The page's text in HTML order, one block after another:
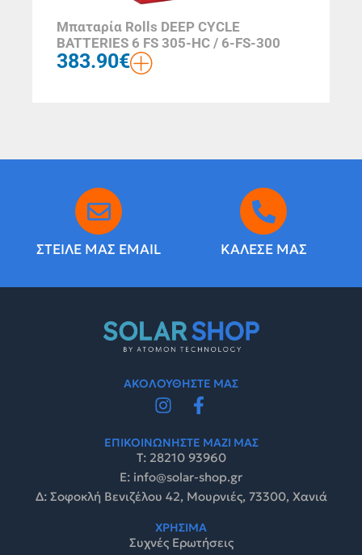
Μπαταρία Rolls DEEP CYCLE
BATTERIES 6 FS 305-HC / 6-FS-300
383.90€
ΣΤΕΙΛΕ ΜΑΣ EMAIL ΚΑΛΕΣΕ ΜΑΣ
ΑΚΟΛΟΥΘΗΣΤΕ ΜΑΣ
ΕΠΙΚΟΙΝΩΝΗΣΤΕ ΜΑΖΙ ΜΑΣ
Τ: 28210 93960
E: info@solar-shop.gr
Δ: Σοφοκλή Βενιζέλου 42, Μουρνιές, 73300, Χανιά
ΧΡΗΣΙΜΑ
Συχνές Ερωτήσεις